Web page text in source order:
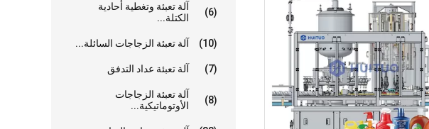
آلة تعبئة وتغطية أحادية
الكتلة...
(6)
آلة تعبئة الزجاجات السائلة... (10)
آلة تعبئة عداد التدفق (7)
آلة تعبئة الزجاجات
الأوتوماتيكية...
(8)